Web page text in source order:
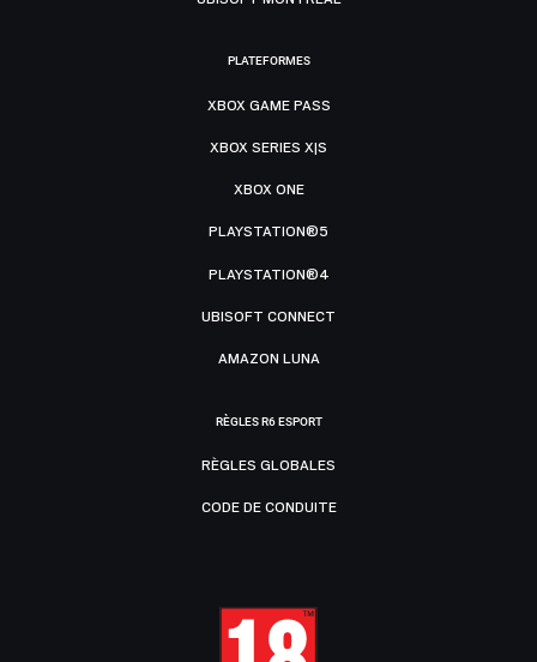
PLATEFORMES
XBOX GAME PASS
XBOX SERIES X|S
XBOX ONE
PLAYSTATION®5
PLAYSTATION®4
UBISOFT CONNECT
AMAZON LUNA
RÈGLES R6 ESPORT
RÈGLES GLOBALES
CODE DE CONDUITE